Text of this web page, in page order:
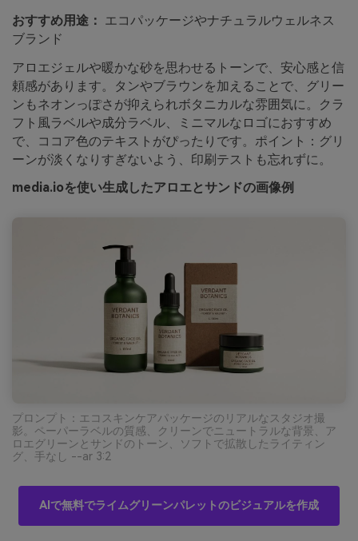
おすすめ用途： エコパッケージやナチュラルウェルネス
ブランド
アロエジェルや暖かな砂を思わせるトーンで、安心感と信
頼感があります。タンやブラウンを加えることで、グリー
ンもネオンっぽさが抑えられボタニカルな雰囲気に。クラ
フト風ラベルや成分ラベル、ミニマルなロゴにおすすめ
で、ココア色のテキストがぴったりです。ポイント：グリ
ーンが淡くなりすぎないよう、印刷テストも忘れずに。
media.ioを使い生成したアロエとサンドの画像例
プロンプト：エコスキンケアパッケージのリアルなスタジオ撮
影。ペーパーラベルの質感、クリーンでニュートラルな背景、ア
ロエグリーンとサンドのトーン、ソフトで拡散したライティン
グ、手なし --ar 3:2
AIで無料でライムグリーンパレットのビジュアルを作成